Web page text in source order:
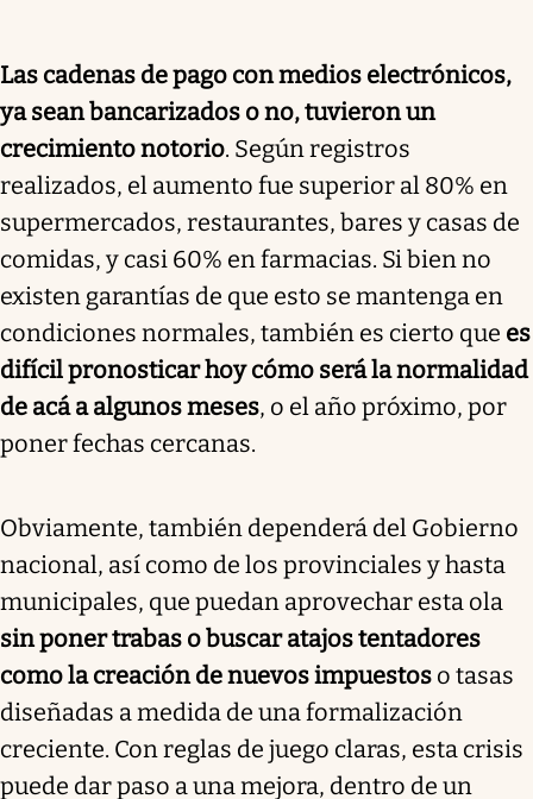
Las cadenas de pago con medios electrónicos,
ya sean bancarizados o no, tuvieron un
crecimiento notorio. Según registros
realizados, el aumento fue superior al 80% en
supermercados, restaurantes, bares y casas de
comidas, y casi 60% en farmacias. Si bien no
existen garantías de que esto se mantenga en
condiciones normales, también es cierto que es
difícil pronosticar hoy cómo será la normalidad
de acá a algunos meses, o el año próximo, por
poner fechas cercanas.
Obviamente, también dependerá del Gobierno
nacional, así como de los provinciales y hasta
municipales, que puedan aprovechar esta ola
sin poner trabas o buscar atajos tentadores
como la creación de nuevos impuestos o tasas
diseñadas a medida de una formalización
creciente. Con reglas de juego claras, esta crisis
puede dar paso a una mejora, dentro de un